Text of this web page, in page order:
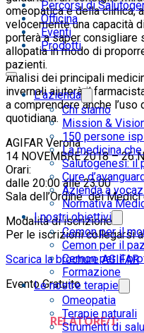
Percorsi di
Officina
Eventi
Prodotti
L’azienda
Chi siamo
Mission &
150 persone
La medicina
Salutogenesi: il
Cure
Azienda a
Normativa
I nostri obiettivi
Cemon per il
Cemon per il
Cemon per il
Formazione
Le nostre terapie
Omeopatia
Terapie naturali
Strumenti di
omeopatica e della clinica,
velocemente una capacità
porterà a saper consigliare
allopatia in modo di
pazienti.
Analisi dei principali
invernali aiuterà il
a comprendere anche
quotidiana.
AGIFAR Verona
14 NOVEMBRE 2018 – 26
Orari:
dalle 20:00 alle 23:00
Sala dell’Ordine dei Medici
Modalità di iscrizione
Per le iscrizioni collegarsi
Scarica la brochure AGIFAR
Evento Gratuito
RELATORE/I: